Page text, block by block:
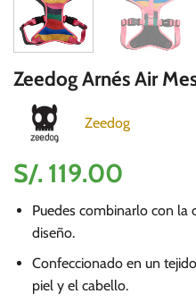
Zeedog Arnés Air
Zeedog
S/. 119.00
Puedes combinarlo con la
diseño.
Confeccionado en un
piel y el cabello.